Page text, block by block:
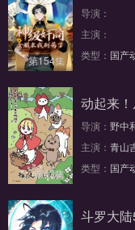
第154集
导演：
主演：
类型： 国产
第43集
动起来
导演： 野中
主演： 青山
类型： 国产
斗罗大